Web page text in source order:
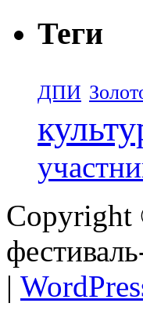
Теги
ДПИ
Copyright
|